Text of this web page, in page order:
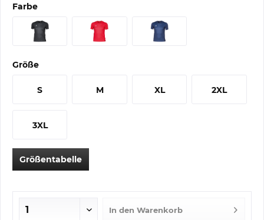
Farbe
Größe
S M XL 2XL
3XL
Größentabelle
In den Warenkorb